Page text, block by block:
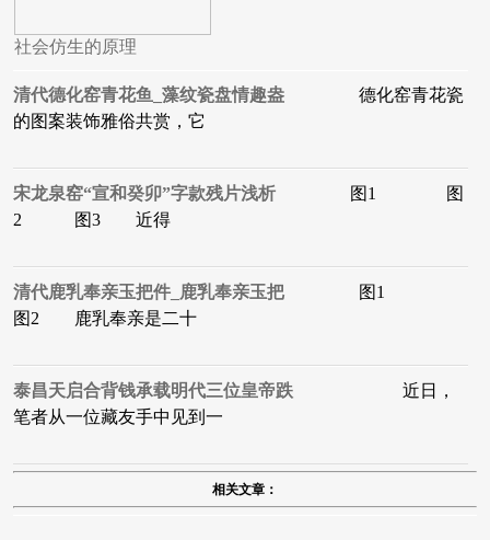
社会仿生的原理
清代德化窑青花鱼_藻纹瓷盘情趣盎 德化窑青花瓷
的图案装饰雅俗共赏，它
宋龙泉窑“宣和癸卯”字款残片浅析 图1 图
2 图3 近得
清代鹿乳奉亲玉把件_鹿乳奉亲玉把 图1
图2 鹿乳奉亲是二十
泰昌天启合背钱承载明代三位皇帝跌 近日，
笔者从一位藏友手中见到一
相关文章：